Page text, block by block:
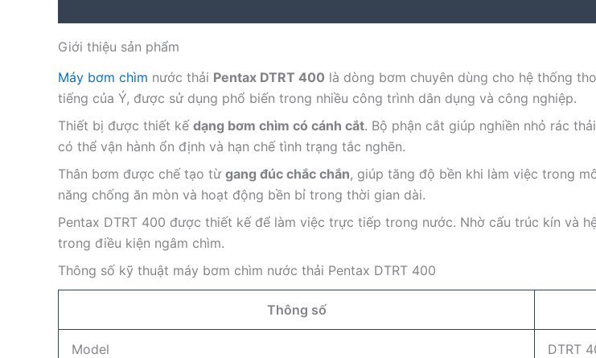
Giới thiệu sản phẩm
Máy bơm chìm nước thải Pentax DTRT 400 là dòng bơm chuyên dùng cho hệ thống
tiếng của Ý, được sử dụng phổ biến trong nhiều công trình dân dụng và công nghiệp.
Thiết bị được thiết kế dạng bơm chìm có cánh cắt. Bộ phận cắt giúp nghiền nhỏ rác
có thể vận hành ổn định và hạn chế tình trạng tắc nghẽn.
Thân bơm được chế tạo từ gang đúc chắc chắn, giúp tăng độ bền khi làm việc trong
năng chống ăn mòn và hoạt động bền bỉ trong thời gian dài.
Pentax DTRT 400 được thiết kế để làm việc trực tiếp trong nước. Nhờ cấu trúc kín và
trong điều kiện ngâm chìm.
Thông số kỹ thuật máy bơm chìm nước thải Pentax DTRT 400
Thông số
Model DTRT